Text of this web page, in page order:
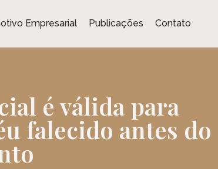
Empresarial Publicações Contato
é válida para
falecido antes do